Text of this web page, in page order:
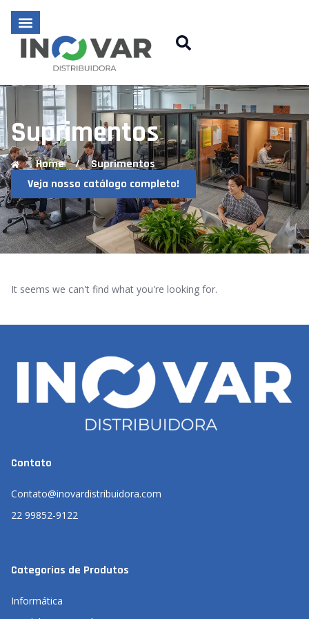
Suprimentos
Home /
Suprimentos
Veja nosso catálogo completo!
It seems we can't find what you're looking for.
Contato
Contato@inovardistribuidora.com
22 99852-9122
Categorias de Produtos
Informática